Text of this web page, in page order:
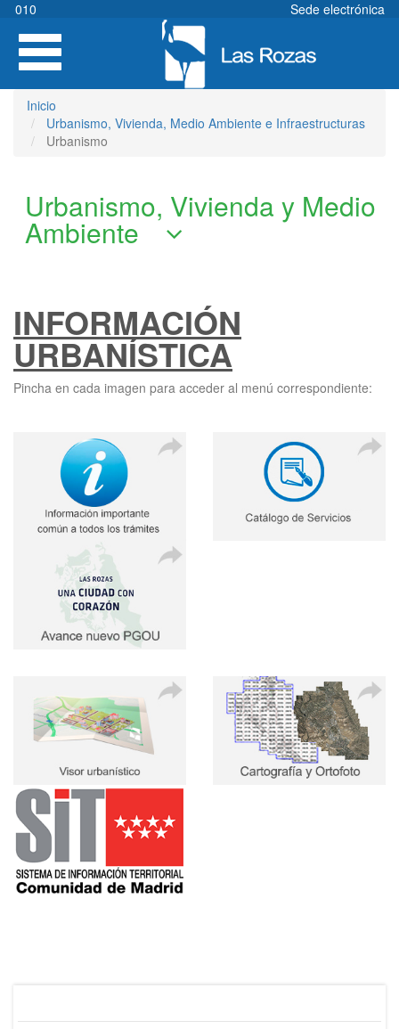
Pasar
contenido
principal
010
Sede electrónica
Toggle
navigation
Inicio
Urbanismo, Vivienda, Medio Ambiente e Infraestructuras
Urbanismo
Urbanismo, Vivienda y Medio
Ambiente
INFORMACIÓN
URBANÍSTICA
Pincha en cada imagen para acceder al menú correspondiente: